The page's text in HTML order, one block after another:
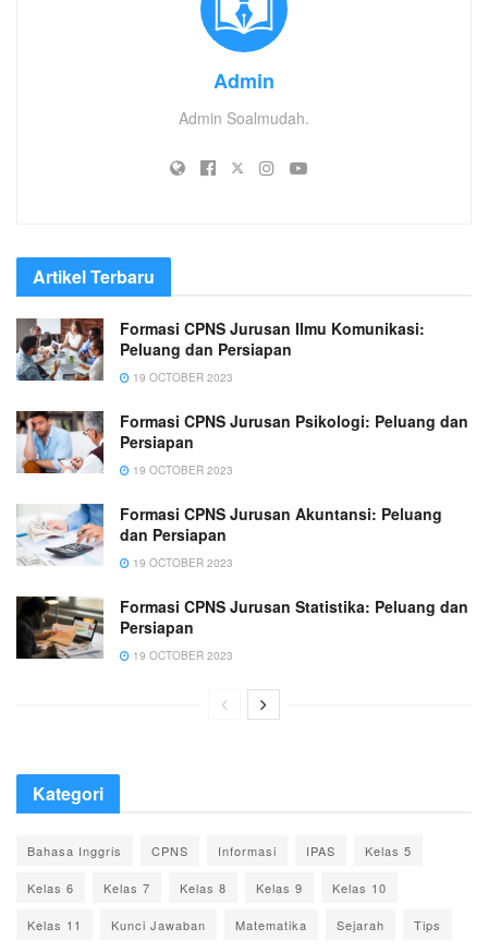
Admin
Admin Soalmudah.
Artikel Terbaru
Formasi CPNS Jurusan Ilmu Komunikasi:
Peluang dan Persiapan
19 OCTOBER 2023
Formasi CPNS Jurusan Psikologi: Peluang dan
Persiapan
19 OCTOBER 2023
Formasi CPNS Jurusan Akuntansi: Peluang
dan Persiapan
19 OCTOBER 2023
Formasi CPNS Jurusan Statistika: Peluang dan
Persiapan
19 OCTOBER 2023
Kategori
Bahasa Inggris CPNS Informasi IPAS Kelas 5
Kelas 6 Kelas 7 Kelas 8 Kelas 9 Kelas 10
Kelas 11 Kunci Jawaban Matematika Sejarah Tips